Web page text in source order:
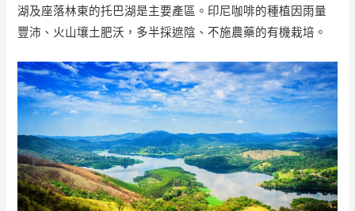
湖及座落林東的托巴湖是主要產區。印尼咖啡的種植因雨量
豐沛、火山壤土肥沃，多半採遮陰、不施農藥的有機栽培。